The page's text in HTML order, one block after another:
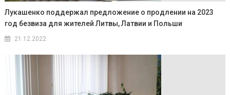
Лукашенко поддержал предложение о продлении на 2023
год безвиза для жителей Литвы, Латвии и Польши
21.12.2022